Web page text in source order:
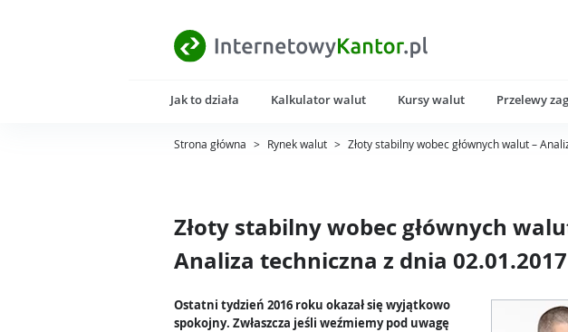
Jak to działa Kalkulator walut Kursy walut Przelewy
Strona główna > Rynek walut > Złoty stabilny wobec głównych walut –
Złoty stabilny wobec głównych
Analiza techniczna z dnia 02.01.2017
Ostatni tydzień 2016 roku okazał się wyjątkowo
spokojny. Zwłaszcza jeśli weźmiemy pod uwagę